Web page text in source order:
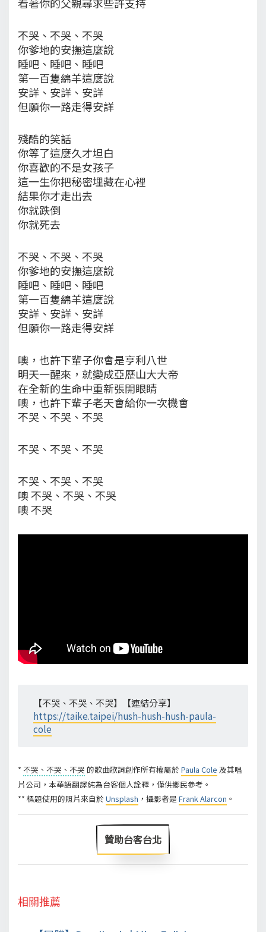
不哭、不哭、不哭
你爹地的安撫這麼說
睡吧、睡吧、睡吧
第一百隻綿羊這麼說
安詳、安詳、安詳
但願你一路走得安詳
殘酷的笑話
你等了這麼久才坦白
你喜歡的不是女孩子
這一生你把秘密埋藏在心裡
結果你才走出去
你就跌倒
你就死去
不哭、不哭、不哭
你爹地的安撫這麼說
睡吧、睡吧、睡吧
第一百隻綿羊這麼說
安詳、安詳、安詳
但願你一路走得安詳
噢，也許下輩子你會是亨利八世
明天一醒來，就變成亞歷山大大帝
在全新的生命中重新張開眼睛
噢，也許下輩子老天會給你一次機會
不哭、不哭、不哭
不哭、不哭、不哭
不哭、不哭、不哭
噢 不哭、不哭、不哭
噢 不哭
【不哭、不哭、不哭】【連結分享】
https://taike.taipei/hush-hush-hush-paula-
cole
* 不哭、不哭、不哭 的歌曲歌詞創作所有權屬於Paula Cole 及其唱
片公司，本華語翻譯純為台客個人詮釋，僅供鄉民參考。
** 標題使用的照片來自於Unsplash ，攝影者是 Frank Alarcon 。
贊助台客台北
相關推薦